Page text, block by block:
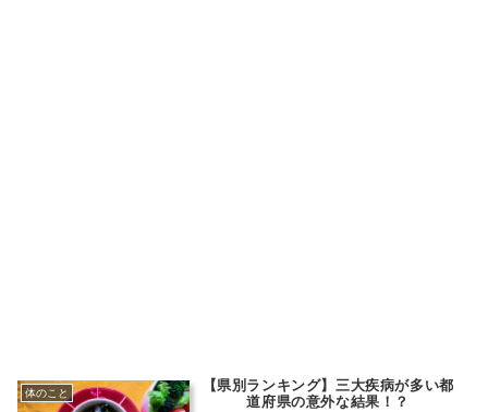
体のこと
【県別ランキング】三大疾病が多い都
道府県の意外な結果！？